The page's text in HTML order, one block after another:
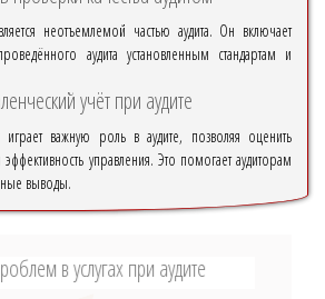
неотъемлемой частью аудита. Он включает
аудита установленным стандартам и
учёт при аудите
играет важную роль в аудите, позволяя оценить
управления. Это помогает аудиторам
выводы.
в услугах при аудите